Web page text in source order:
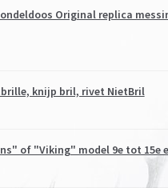
Original replica
knijp bril, rivet NietBril
of "Viking" model 9e tot 15e